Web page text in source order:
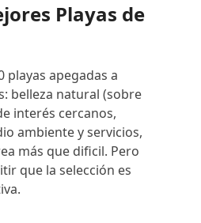
Playas de
playas apegadas a
belleza natural (sobre
interés cercanos,
ambiente y servicios,
más que dificil. Pero
que la selección es